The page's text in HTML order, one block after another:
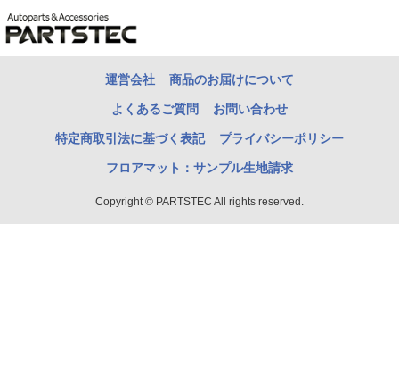
運営会社 商品のお届けについて
よくあるご質問 お問い合わせ
特定商取引法に基づく表記 プライバシーポリシー
フロアマット：サンプル生地請求
Copyright © PARTSTEC All rights reserved.